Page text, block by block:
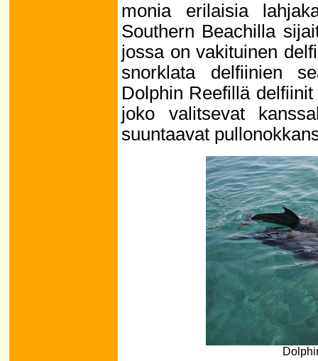
monia erilaisia
Southern Beachilla
jossa on vakituinen
snorklata delfiinien
Dolphin Reefillä
joko valitsevat
suuntaavat